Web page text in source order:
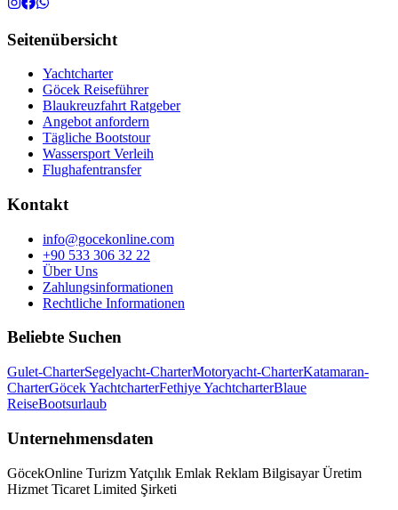
Seitenübersicht
Yachtcharter
Göcek Reiseführer
Blaukreuzfahrt Ratgeber
Angebot anfordern
Tägliche Bootstour
Wassersport Verleih
Flughafentransfer
Kontakt
info@gocekonline.com
+90 533 306 32 22
Über Uns
Zahlungsinformationen
Rechtliche Informationen
Beliebte Suchen
Gulet-CharterSegelyacht-CharterMotoryacht-CharterKatamaran-
CharterGöcek YachtcharterFethiye YachtcharterBlaue
ReiseBootsurlaub
Unternehmensdaten
GöcekOnline Turizm Yatçılık Emlak Reklam Bilgisayar Üretim
Hizmet Ticaret Limited Şirketi